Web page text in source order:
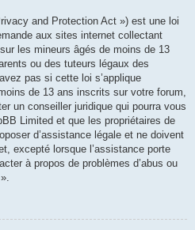
and Protection Act ») est une loi
aux sites internet collectant
les mineurs âgés de moins de 13
ou des tuteurs légaux des
pas si cette loi s’applique
de 13 ans inscrits sur votre forum,
un conseiller juridique qui pourra vous
Limited et que les propriétaires de
d’assistance légale et ne doivent
excepté lorsque l’assistance porte
à propos de problèmes d’abus ou